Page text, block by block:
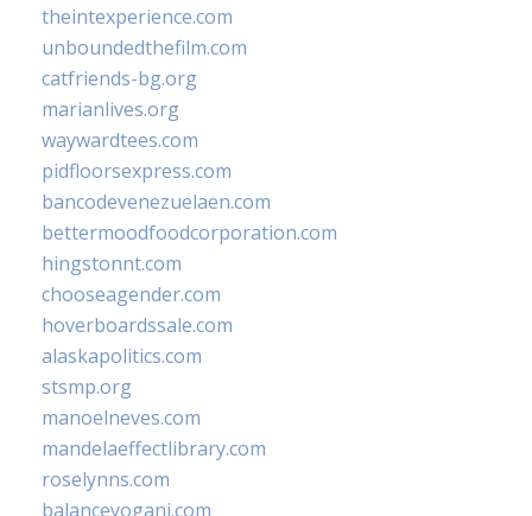
theintexperience.com
unboundedthefilm.com
catfriends-bg.org
marianlives.org
waywardtees.com
pidfloorsexpress.com
bancodevenezuelaen.com
bettermoodfoodcorporation.com
hingstonnt.com
chooseagender.com
hoverboardssale.com
alaskapolitics.com
stsmp.org
manoelneves.com
mandelaeffectlibrary.com
roselynns.com
balanceyoganj.com